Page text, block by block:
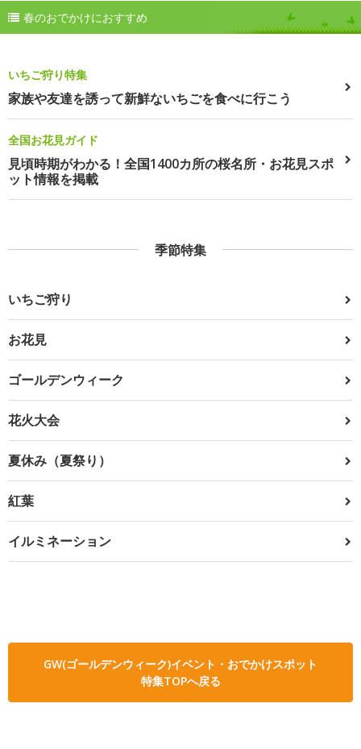
春のおでかけにおすすめ
いちご狩り特集
家族や友達を誘って新鮮ないちごを食べに行こう
全国お花見ガイド
見頃時期がわかる！全国1400カ所の桜名所・お花見スポ
ット情報を掲載
季節特集
いちご狩り
お花見
ゴールデンウィーク
花火大会
夏休み（夏祭り）
紅葉
イルミネーション
GW(ゴールデンウィーク)イベント・おでかけスポット
特集TOPへ戻る